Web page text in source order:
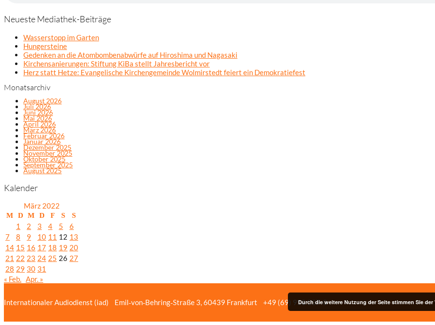
Neueste Mediathek-Beiträge
Wasserstopp im Garten
Hungersteine
Gedenken an die Atombombenabwürfe auf Hiroshima und Nagasaki
Kirchensanierungen: Stiftung KiBa stellt Jahresbericht vor
Herz statt Hetze: Evangelische Kirchengemeinde Wolmirstedt feiert ein Demokratiefest
Monatsarchiv
August 2026
Juli 2026
Juni 2026
Mai 2026
April 2026
März 2026
Februar 2026
Januar 2026
Dezember 2025
November 2025
Oktober 2025
September 2025
August 2025
Kalender
März 2022
M D M D F S S
1 2 3 4 5
6
7
8 9 10 11 12 13
14 15 16 17 18 19 20
21 22 23 24 25 26 27
28 29 30 31
« Feb. Apr. »
Internationaler Audiodienst (iad) Emil‑von‑Behring‑Straße 3, 60439 Frankfurt +49 (69) 958 037‑0Bildnachweise Impressum/
Durch die weitere Nutzung der Seite stimmen Sie